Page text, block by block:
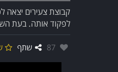
קבוצת צעירים
לפקוד אותה. בעת
אהבו:
87 שתף